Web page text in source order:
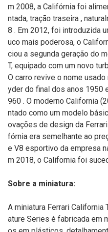
m 2008, a Califórnia foi
ntada, tração traseira ,
8 . Em 2012, foi introduzida
uco mais poderosa, o
ciou a segunda geração do
T, equipado com um novo
O carro revive o nome
yder do final dos anos 1950
960 . O moderno California
ntado como um modelo
ovações de design da
fórnia era semelhante ao
e V8 esportivo da empresa
m 2018, o California foi
Sobre a miniatura:
A miniatura Ferrari California
ature Series é fabricada em